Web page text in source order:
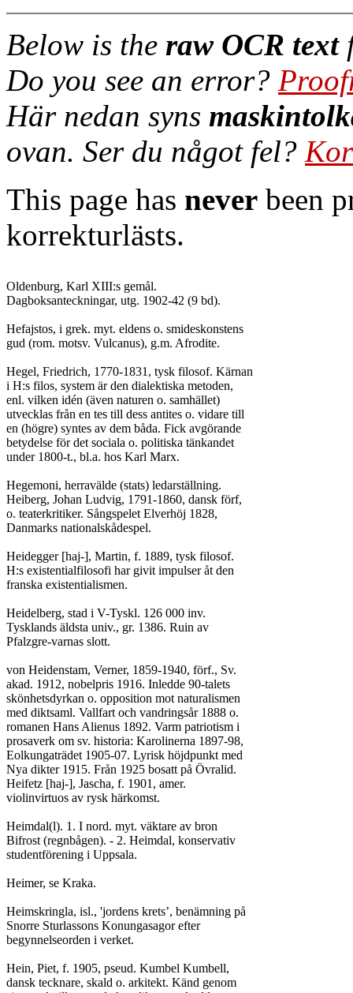
Below is the raw OCR text
Do you see an error?
Här nedan syns
ovan. Ser du något fel?
This page has never been
korrekturlästs.
Oldenburg, Karl XIII:s gemål.
Dagboksanteckningar, utg. 1902-42 (9 bd).
Hefajstos, i grek. myt. eldens o. smideskonstens
gud (rom. motsv. Vulcanus), g.m. Afrodite.
Hegel, Friedrich, 1770-1831, tysk filosof. Kärnan
i H:s filos, system är den dialektiska metoden,
enl. vilken idén (även naturen o. samhället)
utvecklas från en tes till dess antites o. vidare till
en (högre) syntes av dem båda. Fick avgörande
betydelse för det sociala o. politiska tänkandet
under 1800-t., bl.a. hos Karl Marx.
Hegemoni, herravälde (stats) ledarställning.
Heiberg, Johan Ludvig, 1791-1860, dansk förf,
o. teaterkritiker. Sångspelet Elverhöj 1828,
Danmarks nationalskådespel.
Heidegger [haj-], Martin, f. 1889, tysk filosof.
H:s existentialfilosofi har givit impulser åt den
franska existentialismen.
Heidelberg, stad i V-Tyskl. 126 000 inv.
Tysklands äldsta univ., gr. 1386. Ruin av
Pfalzgre-varnas slott.
von Heidenstam, Verner, 1859-1940, förf., Sv.
akad. 1912, nobelpris 1916. Inledde 90-talets
skönhetsdyrkan o. opposition mot naturalismen
med diktsaml. Vallfart och vandringsår 1888 o.
romanen Hans Alienus 1892. Varm patriotism i
prosaverk om sv. historia: Karolinerna 1897-98,
Eolkungaträdet 1905-07. Lyrisk höjdpunkt med
Nya dikter 1915. Från 1925 bosatt på Övralid.
Heifetz [haj-], Jascha, f. 1901, amer.
violinvirtuos av rysk härkomst.
Heimdal(l). 1. I nord. myt. väktare av bron
Bifrost (regnbågen). - 2. Heimdal, konservativ
studentförening i Uppsala.
Heimer, se Kraka.
Heimskringla, isl., 'jordens krets’, benämning på
Snorre Sturlassons Konungasagor efter
begynnelseorden i verket.
Hein, Piet, f. 1905, pseud. Kumbel Kumbell,
dansk tecknare, skald o. arkitekt. Känd genom